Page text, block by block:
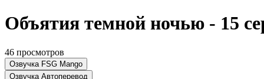
Объятия темной ночью - 15
46 просмотров
Озвучка FSG Mango
Озвучка Автоперевод